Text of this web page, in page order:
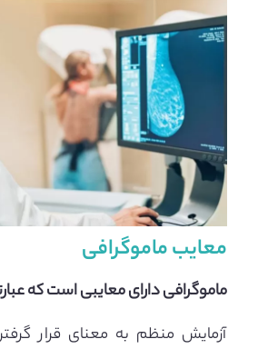
معایب ماموگرافی
ماموگرافی دارای معایبی است که
آزمایش منظم به معنای قرار